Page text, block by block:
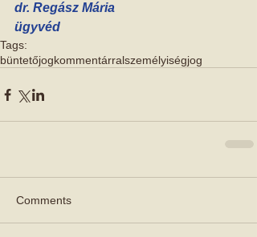
dr. Regász Mária
ügyvéd
Tags:
büntetőjogkommentárralszemélyiségjog
Comments